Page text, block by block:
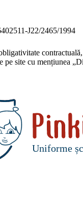
J22/2465/1994
site cu mențiunea
Uniforme